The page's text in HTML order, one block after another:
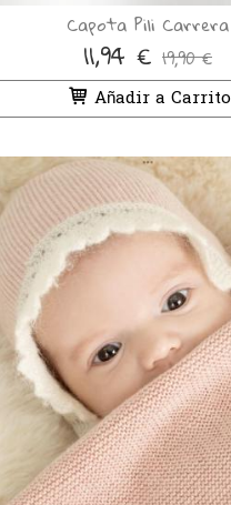
Capota Pili Carrera
11,94 € 19,90 €
Añadir a Carrito